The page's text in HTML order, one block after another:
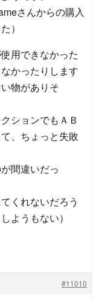
さんからの購入
）
用できなかった
かったりします
物がありそ
ションでもＡＢ
、ちょっと失敗
間違いだっ
くれないだろう
ようもない）
#11010